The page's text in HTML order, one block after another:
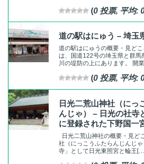
(0 投票, 平均:
道の駅はにゅう – 埼玉
道の駅はにゅうの概要・見ど
は、国道122号の埼玉県と群馬
川の堤防の上にあります。 開
(0 投票, 平均:
日光二荒山神社（にっ
んじゃ） – 日光の社寺
に登録された下野国一
日光二荒山神社の概要・見
社（にっこうふたらんじんじ
寺」として日光東照宮と輪王